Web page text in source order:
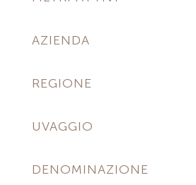
AZIENDA
REGIONE
UVAGGIO
DENOMINAZIONE